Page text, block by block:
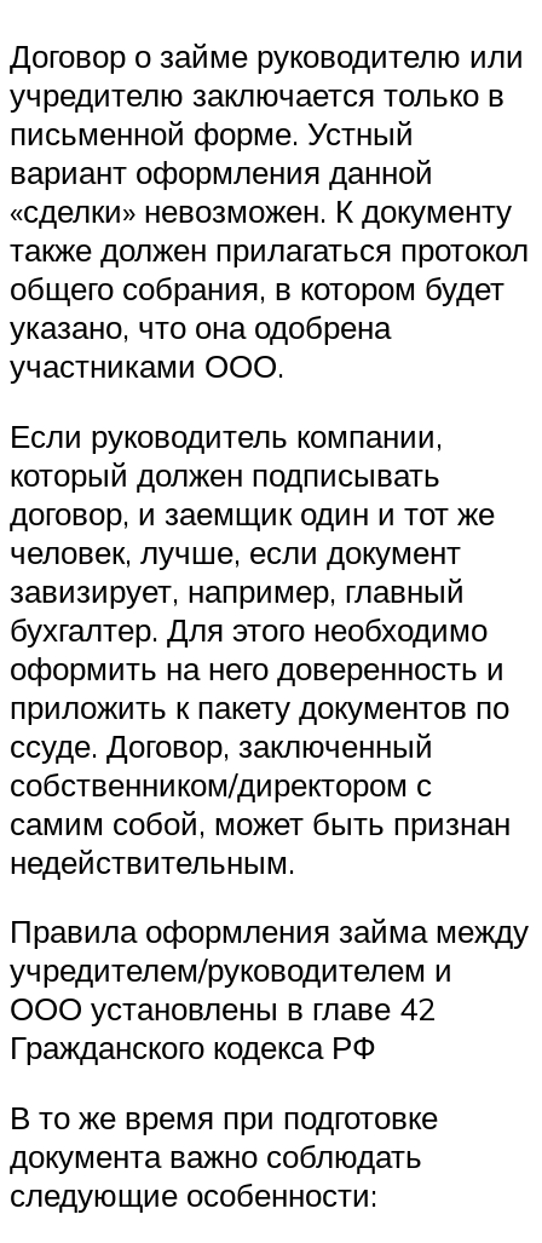
Договор о займе руководителю или
учредителю заключается только в
письменной форме. Устный
вариант оформления данной
«сделки» невозможен. К документу
также должен прилагаться протокол
общего собрания, в котором будет
указано, что она одобрена
участниками ООО.
Если руководитель компании,
который должен подписывать
договор, и заемщик один и тот же
человек, лучше, если документ
завизирует, например, главный
бухгалтер. Для этого необходимо
оформить на него доверенность и
приложить к пакету документов по
ссуде. Договор, заключенный
собственником/директором с
самим собой, может быть признан
недействительным.
Правила оформления займа между
учредителем/руководителем и
ООО установлены в главе 42
Гражданского кодекса РФ
В то же время при подготовке
документа важно соблюдать
следующие особенности: